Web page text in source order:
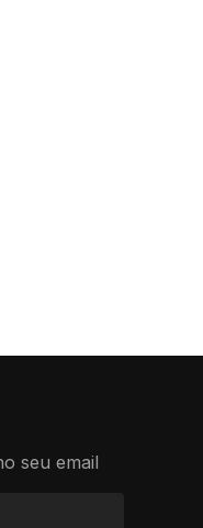
seu email